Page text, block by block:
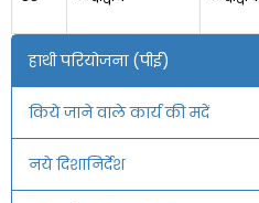
हाथी परियोजना (पीई)
किये जाने वाले कार्य की मदें
नये दिशानिर्देश